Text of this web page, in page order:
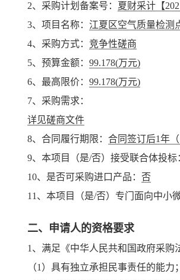
2、采购计划备案号： 夏财采计【
3、项目名称： 江夏区空气质量检测
4、采购方式： 竞争性磋商
5、预算金额： 99.178(万元)
6、最高限价： 99.178(万元)
7、采购需求：
详见磋商文件
8、合同履行期限： 合同签订后1年（
9、本项目（是/否）接受联合体投标
10、是否可采购进口产品： 否
11、本项目（是/否）专门面向中小微
二、申请人的资格要求
1、满足《中华人民共和国政府采购
（1）具有独立承担民事责任的能力；